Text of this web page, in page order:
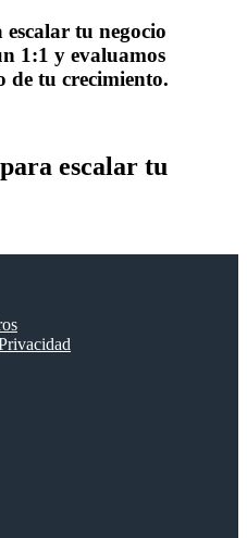
escalar tu negocio
1:1 y evaluamos
de tu crecimiento.
escalar tu